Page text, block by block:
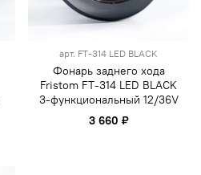
арт. FT-314 LED BLACK
Фонарь заднего хода
Fristom FT-314 LED BLACK
3-функциональный 12/36V
3 660 ₽